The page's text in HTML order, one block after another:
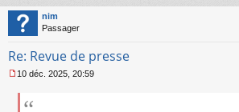
a
g
e
o
l
nim
Passager
Re: Revue de presse
e
10 déc. 2025, 20:59